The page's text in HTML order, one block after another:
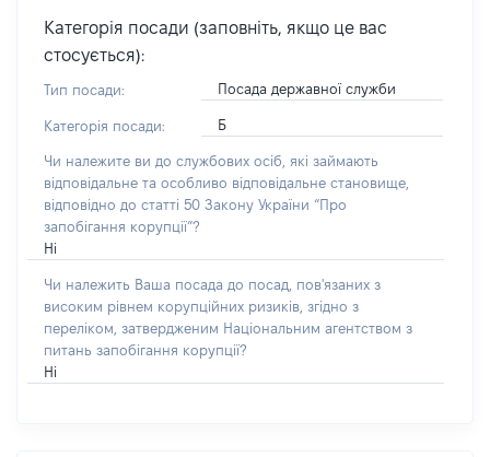
Категорія посади (заповніть, якщо це вас
стосується):
Тип посади: Посада державної служби
Категорія посади: Б
Чи належите ви до службових осіб, які займають
відповідальне та особливо відповідальне становище,
відповідно до статті 50 Закону України “Про
запобігання корупції”?
Ні
Чи належить Ваша посада до посад, пов'язаних з
високим рівнем корупційних ризиків, згідно з
переліком, затвердженим Національним агентством з
питань запобігання корупції?
Ні